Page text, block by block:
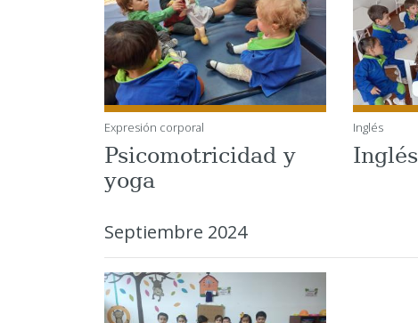
Expresión corporal
Psicomotricidad y
yoga
Inglés
Inglés
Septiembre 2024